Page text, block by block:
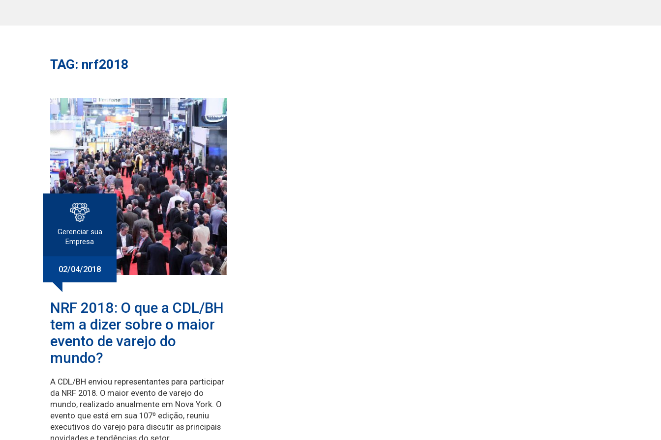
TAG: nrf2018
Gerenciar sua
Empresa
02/04/2018
NRF 2018: O que a CDL/BH
tem a dizer sobre o maior
evento de varejo do
mundo?
A CDL/BH enviou representantes para participar
da NRF 2018. O maior evento de varejo do
mundo, realizado anualmente em Nova York. O
evento que está em sua 107º edição, reuniu
executivos do varejo para discutir as principais